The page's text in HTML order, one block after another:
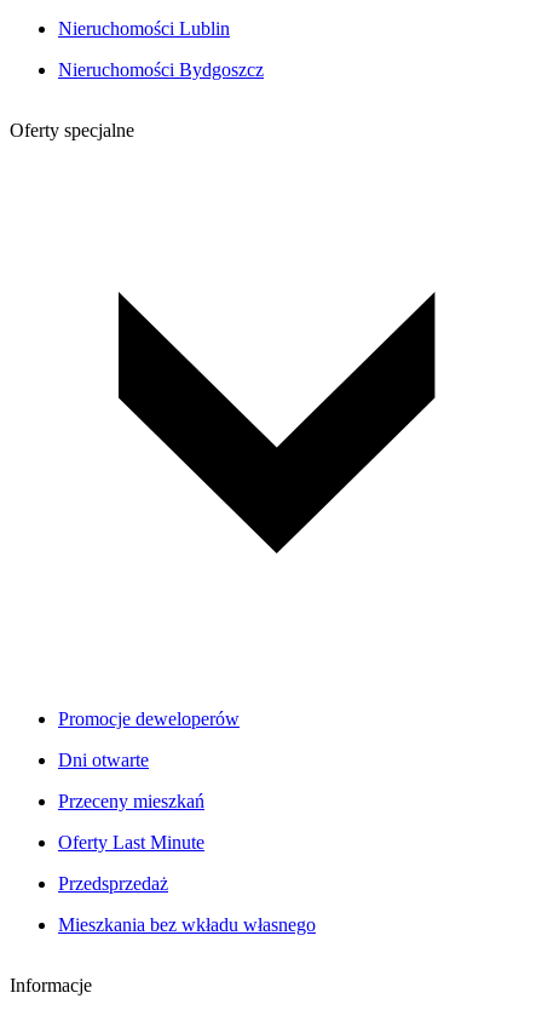
Nieruchomości Lublin
Nieruchomości Bydgoszcz
Oferty specjalne
Promocje deweloperów
Dni otwarte
Przeceny mieszkań
Oferty Last Minute
Przedsprzedaż
Mieszkania bez wkładu własnego
Informacje